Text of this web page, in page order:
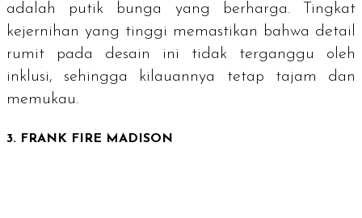
adalah putik bunga yang berharga. Tingkat
kejernihan yang tinggi memastikan bahwa detail
rumit pada desain ini tidak terganggu oleh
inklusi, sehingga kilauannya tetap tajam dan
memukau.
3. FRANK FIRE MADISON